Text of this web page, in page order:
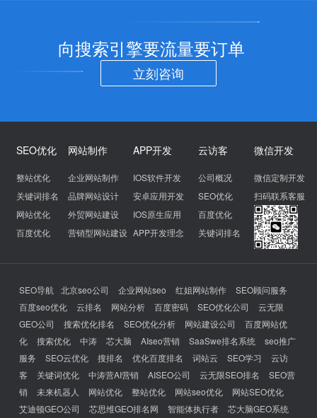
向搜索引擎要流量要订单
立刻咨询
SEO优化
整站优化
关键词排名
网站优化
百度优化
网站制作
企业网站制作
品牌网站设计
外贸网站建设
营销型网站建设
APP开发
IOS软件开发
安卓应用开发
IOS原生应用
APP开发理念
云访客
公司概况
SEO优化
百度优化
关键词排名
微信开发
微信定制开发
扫码联系客服
SEO导航 北京seo公司 企业网站seo 红姐网站制作
SEO顾问服务
百度seo优化
云排名 网站分析 百度密码 SEO优化公司
云无限
GEO公司
搜索优化排名 SEO优化分析 网站建设公司
百度网站优
化
搜索优化 中涛 芯大脑 AIseo营销 SaaSwe排名系统
seo推广
服务
SEO云优化 搜排名 优化百度排名 词站云 SEO学习
云访
客
关键词优化 中涛营AI营销 AISEO公司 云无限SEO排名
SEO营
销
未来机器人 网站优化 整站优化 网站seo优化
网站SEO优化
艾迪顿GEO公司
芯思维GEO排名网 智能体执行者 芯大脑GEO系统